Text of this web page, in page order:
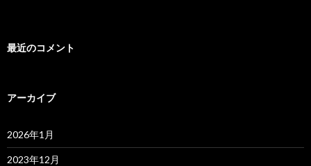
最近のコメント
アーカイブ
2026年1月
2023年12月